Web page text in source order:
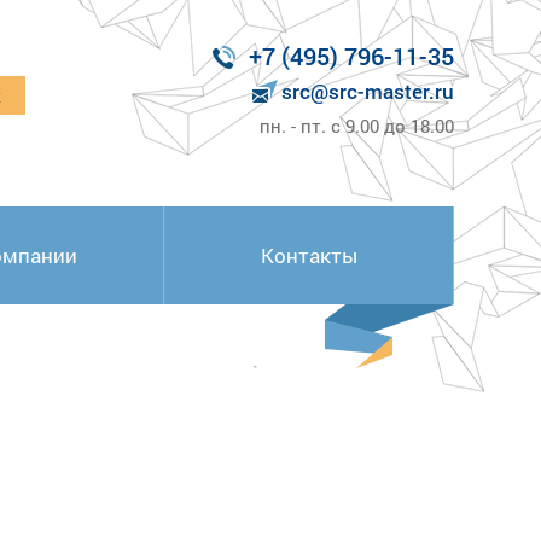
+7 (495) 796-11-35
src@src-master.ru
пн. - пт. с 9.00 до 18.00
Контакты